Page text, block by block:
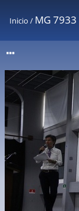
Inicio / MG 7933